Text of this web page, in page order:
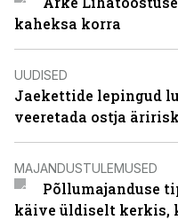
kaheksa korra
UUDISED
Jaekettide lepingud
veeretada ostja
MAJANDUSTULEMUSED
Põllumajanduse
käive üldiselt kerkis,